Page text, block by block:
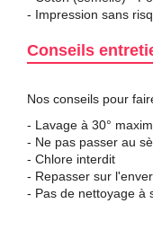
- Impression sans
Conseils
Nos conseils pour
- Lavage à 30°
- Ne pas passer au
- Chlore interdit
- Repasser sur
- Pas de nettoyage à